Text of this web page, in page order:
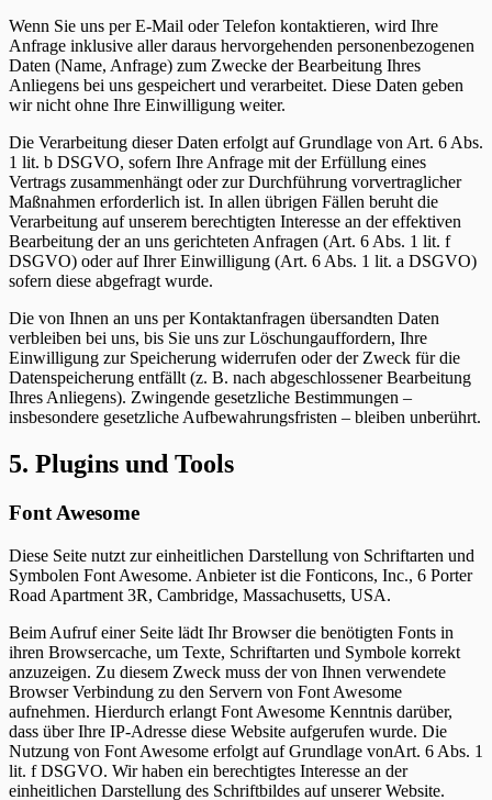
Wenn Sie uns per E-Mail oder Telefon kontaktieren, wird Ihre
Anfrage inklusive aller daraus hervorgehenden personenbezogenen
Daten (Name, Anfrage) zum Zwecke der Bearbeitung Ihres
Anliegens bei uns gespeichert und verarbeitet. Diese Daten geben
wir nicht ohne Ihre Einwilligung weiter.
Die Verarbeitung dieser Daten erfolgt auf Grundlage von Art. 6 Abs.
1 lit. b DSGVO, sofern Ihre Anfrage mit der Erfüllung eines
Vertrags zusammenhängt oder zur Durchführung vorvertraglicher
Maßnahmen erforderlich ist. In allen übrigen Fällen beruht die
Verarbeitung auf unserem berechtigten Interesse an der effektiven
Bearbeitung der an uns gerichteten Anfragen (Art. 6 Abs. 1 lit. f
DSGVO) oder auf Ihrer Einwilligung (Art. 6 Abs. 1 lit. a DSGVO)
sofern diese abgefragt wurde.
Die von Ihnen an uns per Kontaktanfragen übersandten Daten
verbleiben bei uns, bis Sie uns zur Löschungauffordern, Ihre
Einwilligung zur Speicherung widerrufen oder der Zweck für die
Datenspeicherung entfällt (z. B. nach abgeschlossener Bearbeitung
Ihres Anliegens). Zwingende gesetzliche Bestimmungen –
insbesondere gesetzliche Aufbewahrungsfristen – bleiben unberührt.
5. Plugins und Tools
Font Awesome
Diese Seite nutzt zur einheitlichen Darstellung von Schriftarten und
Symbolen Font Awesome. Anbieter ist die Fonticons, Inc., 6 Porter
Road Apartment 3R, Cambridge, Massachusetts, USA.
Beim Aufruf einer Seite lädt Ihr Browser die benötigten Fonts in
ihren Browsercache, um Texte, Schriftarten und Symbole korrekt
anzuzeigen. Zu diesem Zweck muss der von Ihnen verwendete
Browser Verbindung zu den Servern von Font Awesome
aufnehmen. Hierdurch erlangt Font Awesome Kenntnis darüber,
dass über Ihre IP-Adresse diese Website aufgerufen wurde. Die
Nutzung von Font Awesome erfolgt auf Grundlage vonArt. 6 Abs. 1
lit. f DSGVO. Wir haben ein berechtigtes Interesse an der
einheitlichen Darstellung des Schriftbildes auf unserer Website.